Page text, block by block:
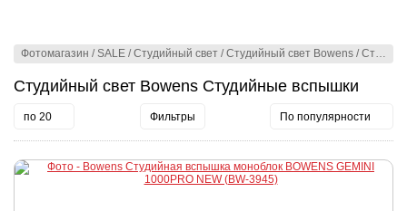
Фотомагазин /SALE /Студийный свет /Студийный свет Bowens /Студийные вспышки
Студийный свет Bowens Студийные вспышки
по 20 Фильтры По популярности